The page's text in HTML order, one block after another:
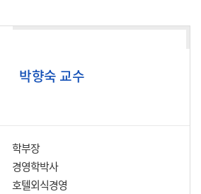
박향숙 교수
학부장
경영학박사
호텔외식경영